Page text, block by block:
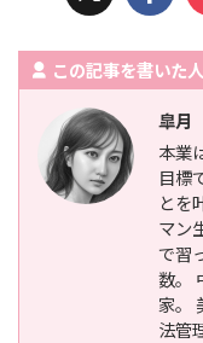
この記事を書いた人
皐月
本業
目標
とを
マン
で習
数。
家。
法管